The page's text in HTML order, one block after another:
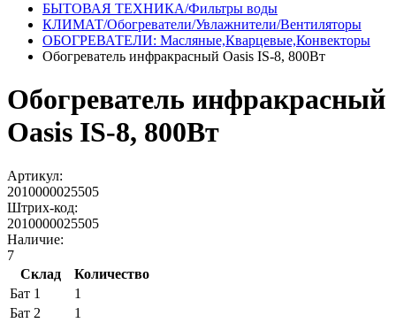
БЫТОВАЯ ТЕХНИКА/Фильтры воды
КЛИМАТ/Обогреватели/Увлажнители/Вентиляторы
ОБОГРЕВАТЕЛИ: Масляные,Кварцевые,Конвекторы
Обогреватель инфракрасный Oasis IS-8, 800Вт
Обогреватель инфракрасный
Oasis IS-8, 800Вт
Артикул:
2010000025505
Штрих-код:
2010000025505
Наличие:
7
Склад
Количество
Бат 1
1
Бат 2
1